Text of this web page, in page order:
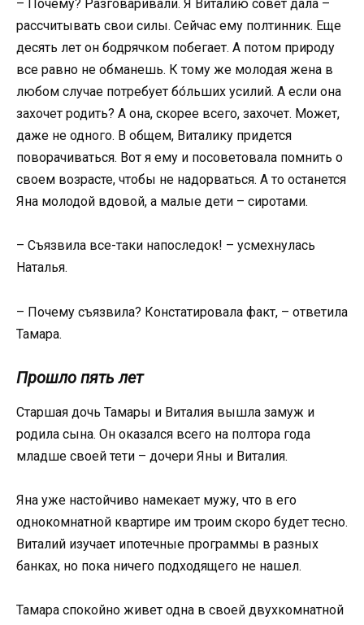
– Почему? Разговаривали. Я Виталию совет дала –
рассчитывать свои силы. Сейчас ему полтинник. Еще
десять лет он бодрячком побегает. А потом природу
все равно не обманешь. К тому же молодая жена в
любом случае потребует бо́льших усилий. А если она
захочет родить? А она, скорее всего, захочет. Может,
даже не одного. В общем, Виталику придется
поворачиваться. Вот я ему и посоветовала помнить о
своем возрасте, чтобы не надорваться. А то останется
Яна молодой вдовой, а малые дети – сиротами.
– Съязвила все-таки напоследок! – усмехнулась
Наталья.
– Почему съязвила? Констатировала факт, – ответила
Тамара.
Прошло пять лет
Старшая дочь Тамары и Виталия вышла замуж и
родила сына. Он оказался всего на полтора года
младше своей тети – дочери Яны и Виталия.
Яна уже настойчиво намекает мужу, что в его
однокомнатной квартире им троим скоро будет тесно.
Виталий изучает ипотечные программы в разных
банках, но пока ничего подходящего не нашел.
Тамара спокойно живет одна в своей двухкомнатной